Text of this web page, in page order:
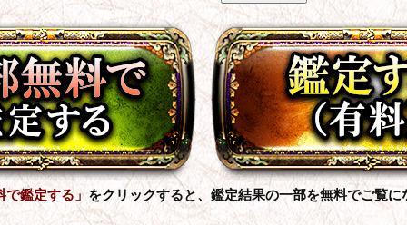
で鑑定する」をクリックすると、鑑定結果の一部を無料でご覧に